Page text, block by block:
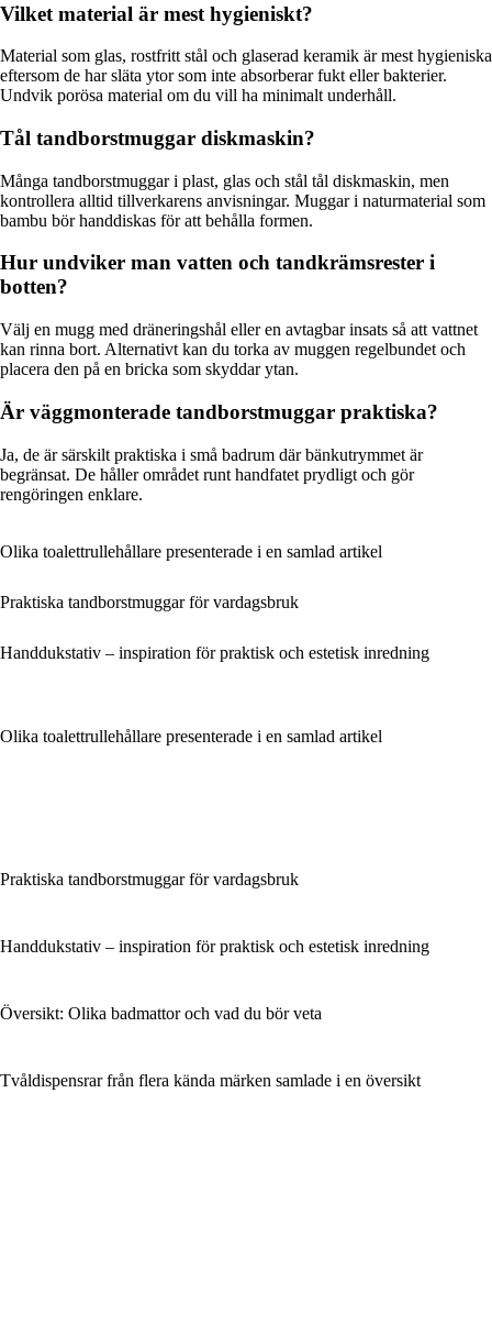
Vilket material är mest hygieniskt?
Material som glas, rostfritt stål och glaserad keramik är mest hygieniska
eftersom de har släta ytor som inte absorberar fukt eller bakterier.
Undvik porösa material om du vill ha minimalt underhåll.
Tål tandborstmuggar diskmaskin?
Många tandborstmuggar i plast, glas och stål tål diskmaskin, men
kontrollera alltid tillverkarens anvisningar. Muggar i naturmaterial som
bambu bör handdiskas för att behålla formen.
Hur undviker man vatten och tandkrämsrester i
botten?
Välj en mugg med dräneringshål eller en avtagbar insats så att vattnet
kan rinna bort. Alternativt kan du torka av muggen regelbundet och
placera den på en bricka som skyddar ytan.
Är väggmonterade tandborstmuggar praktiska?
Ja, de är särskilt praktiska i små badrum där bänkutrymmet är
begränsat. De håller området runt handfatet prydligt och gör
rengöringen enklare.
Olika toalettrullehållare presenterade i en samlad artikel
Praktiska tandborstmuggar för vardagsbruk
Handdukstativ – inspiration för praktisk och estetisk inredning
Olika toalettrullehållare presenterade i en samlad artikel
Praktiska tandborstmuggar för vardagsbruk
Handdukstativ – inspiration för praktisk och estetisk inredning
Översikt: Olika badmattor och vad du bör veta
Tvåldispensrar från flera kända märken samlade i en översikt